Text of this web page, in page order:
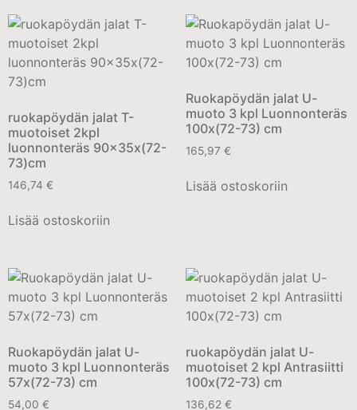
ruokapöydän jalat T-
muotoiset 2kpl
luonnonteräs 90x35x(72-
73)cm
146,74 €
Lisää ostoskoriin
Ruokapöydän jalat U-
muoto 3 kpl Luonnonteräs
100x(72-73) cm
165,97 €
Lisää ostoskoriin
Ruokapöydän jalat U-
muoto 3 kpl Luonnonteräs
57x(72-73) cm
54,00 €
ruokapöydän jalat U-
muotoiset 2 kpl Antrasiitti
100x(72-73) cm
136,62 €